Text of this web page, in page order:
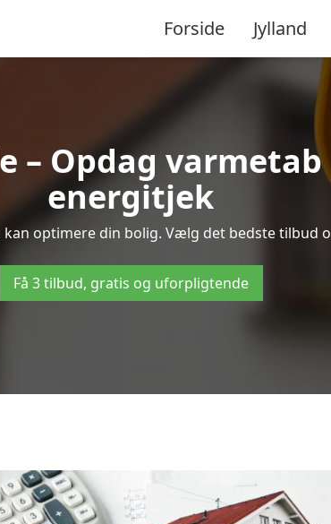
Forside Jylland
– Opdag
energitjek
optimere din bolig. Vælg det bedste tilbud
Få 3 tilbud, gratis og uforpligtende